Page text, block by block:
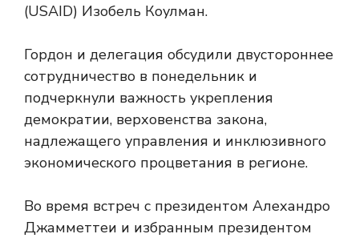
(USAID) Изобель Коулман.
Гордон и делегация обсудили двустороннее
сотрудничество в понедельник и
подчеркнули важность укрепления
демократии, верховенства закона,
надлежащего управления и инклюзивного
экономического процветания в регионе.
Во время встреч с президентом Алехандро
Джамметтеи и избранным президентом